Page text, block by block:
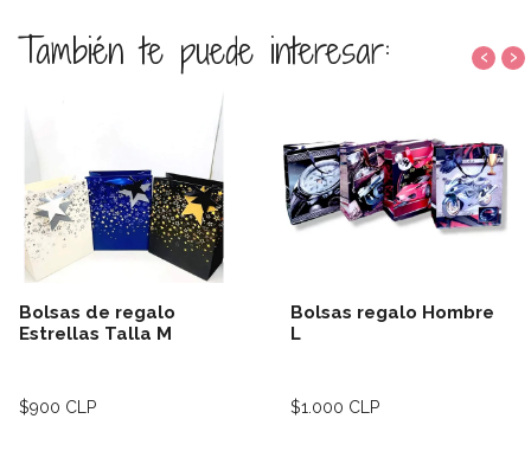
También te puede interesar:
Bolsas de regalo
Estrellas Talla M
$900 CLP
Bolsas regalo Hombre
L
$1.000 CLP
‹ ›